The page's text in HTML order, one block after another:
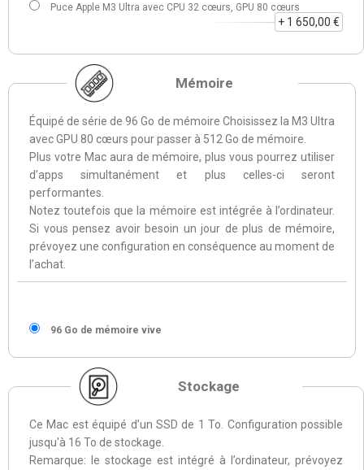
Puce Apple M3 Ultra avec CPU 32 cœurs, GPU 80 cœurs
+ 1 650,00 €
Mémoire
Équipé de série de 96 Go de mémoire Choisissez la M3 Ultra
avec GPU 80 cœurs pour passer à 512 Go de mémoire.
Plus votre Mac aura de mémoire, plus vous pourrez utiliser
d’apps simultanément et plus celles-ci seront
performantes.
Notez toutefois que la mémoire est intégrée à l’ordinateur.
Si vous pensez avoir besoin un jour de plus de mémoire,
prévoyez une configuration en conséquence au moment de
l’achat.
96 Go de mémoire vive
Stockage
Ce Mac est équipé d’un SSD de 1 To. Configuration possible
jusqu'à 16 To de stockage.
Remarque: le stockage est intégré à l’ordinateur, prévoyez